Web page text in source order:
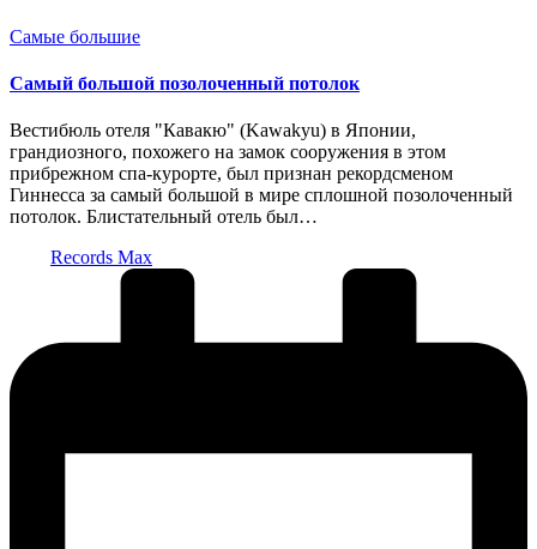
Опубликовано
Самые большие
Самый большой позолоченный потолок
Вестибюль отеля "Кавакю" (Kawakyu) в Японии,
грандиозного, похожего на замок сооружения в этом
прибрежном спа-курорте, был признан рекордсменом
Гиннесса за самый большой в мире сплошной позолоченный
потолок. Блистательный отель был…
Records Max